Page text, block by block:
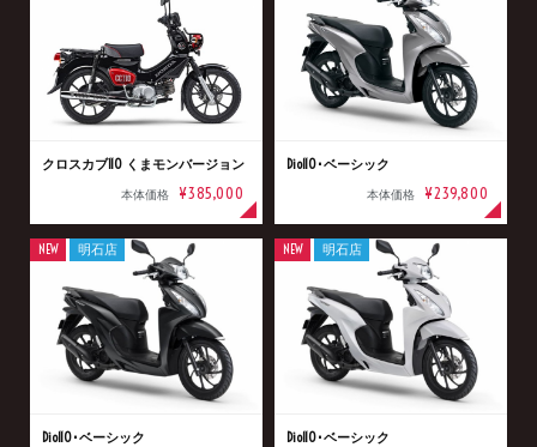
クロスカブ110 くまモンバージョン
本体価格 ¥385,000
Dio110･ベーシック
本体価格 ¥239,800
Dio110･ベーシック
NEW 明石店
Dio110･ベーシック
NEW 明石店